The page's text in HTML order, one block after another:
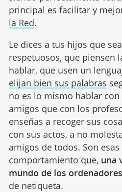
principal es facilitar y
la Red.
Le dices a tus hijos que
respetuosos, que piensen
hablar, que usen un
elijan bien sus palabras
no es lo mismo hablar
amigos que con los
enseñas a recoger sus
con sus actos, a no
amigos de todos. Son
comportamiento que, una
mundo de los ordenadores
de netiqueta.